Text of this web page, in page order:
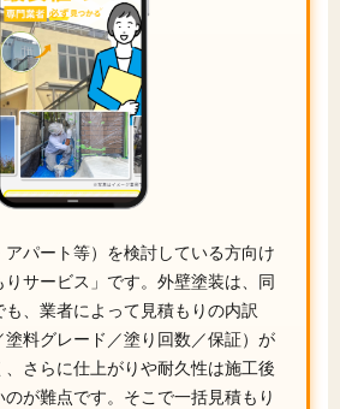
パート等）を検討している方向け
サービス」です。外壁塗装は、同
も、業者によって見積もりの内訳
塗料グレード／塗り回数／保証）が
さらに仕上がりや耐久性は施工後
が難点です。そこで一括見積もり